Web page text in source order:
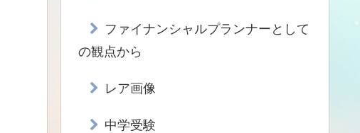
ファイナンシャルプランナーとして
の観点から
レア画像
中学受験